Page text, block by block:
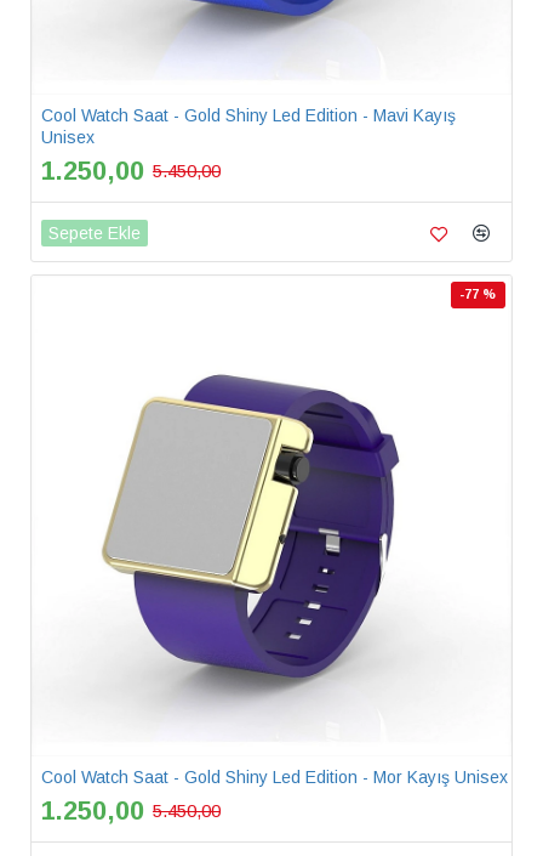
Cool Watch Saat - Gold Shiny Led Edition - Mavi Kayış
Unisex
1.250,00 5.450,00
Sepete Ekle
-77 %
Cool Watch Saat - Gold Shiny Led Edition - Mor Kayış Unisex
1.250,00 5.450,00